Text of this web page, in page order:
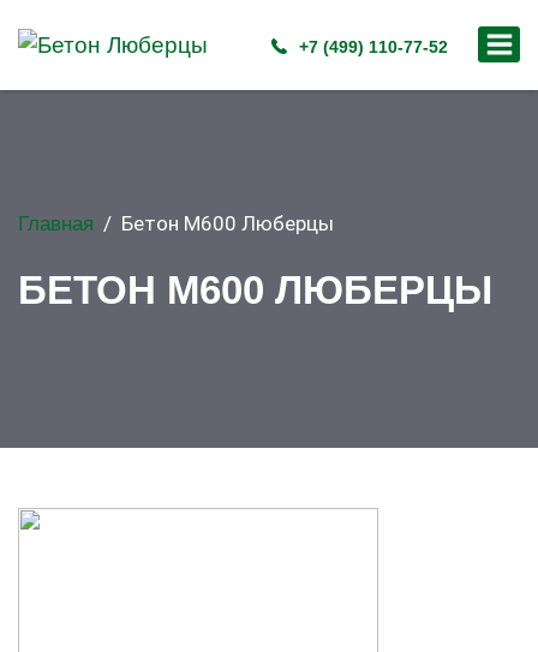
+7 (499) 110-77-52
Главная / Бетон М600 Люберцы
БЕТОН М600 ЛЮБЕРЦЫ